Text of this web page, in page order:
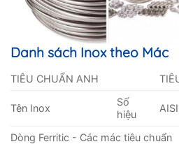
Danh sách Inox theo Mác
TIÊU CHUẨN ANH
Tên Inox
Số
hiệu
AISI
Dòng Ferritic - Các mác tiêu chuẩn